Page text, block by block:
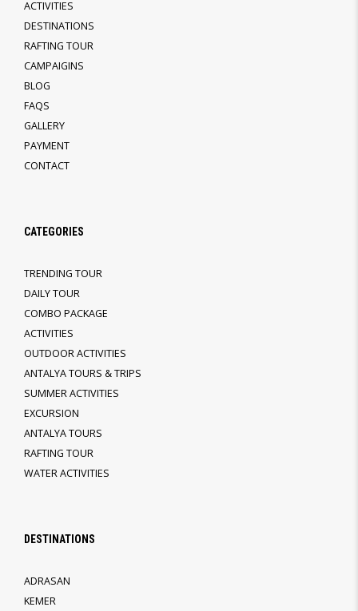
ACTIVITIES
DESTINATIONS
RAFTING TOUR
CAMPAIGINS
BLOG
FAQS
GALLERY
PAYMENT
CONTACT
CATEGORIES
TRENDING TOUR
DAILY TOUR
COMBO PACKAGE
ACTIVITIES
OUTDOOR ACTIVITIES
ANTALYA TOURS & TRIPS
SUMMER ACTIVITIES
EXCURSION
ANTALYA TOURS
RAFTING TOUR
WATER ACTIVITIES
DESTINATIONS
ADRASAN
KEMER